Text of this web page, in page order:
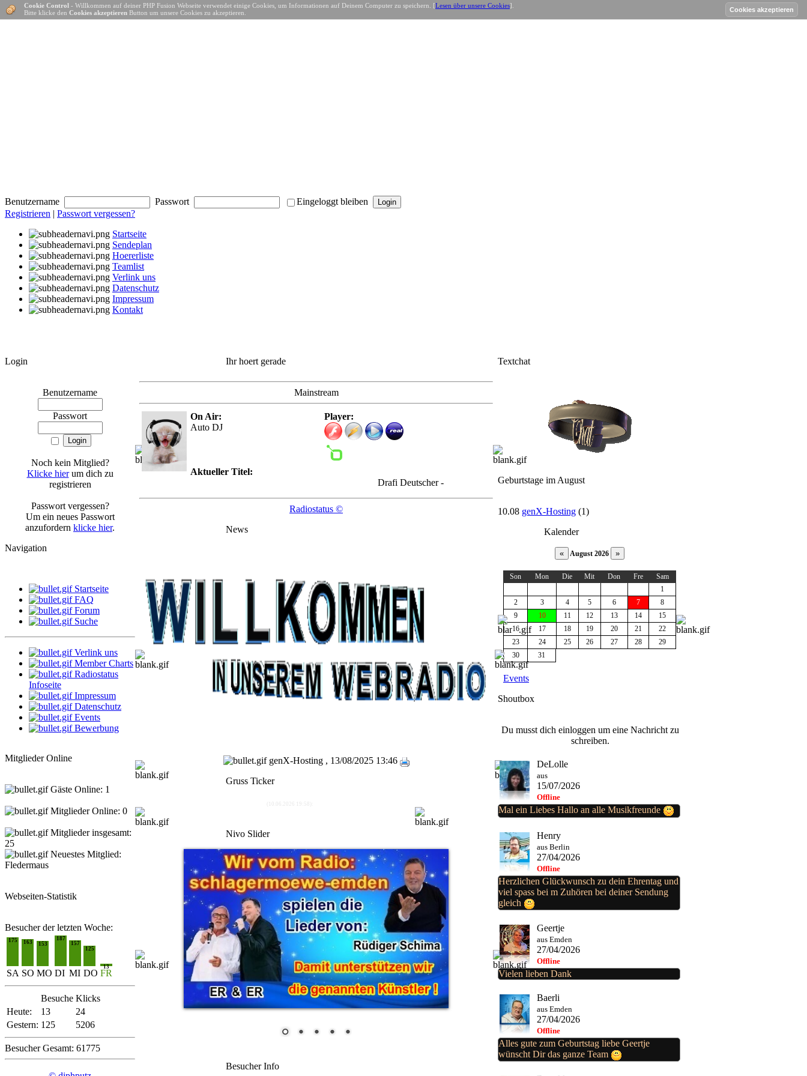
Benutzername Passwort
Eingeloggt bleiben
Registrieren | Passwort vergessen?
Startseite
Sendeplan
Hoererliste
Teamlist
Verlink uns
Datenschutz
Impressum
Kontakt
Login
Benutzername
Passwort
Noch kein Mitglied?
Klicke hierum dich zu
registrieren
Passwort vergessen?
Um ein neues Passwort
anzufordern klicke hier.
Navigation
Startseite
FAQ
Forum
Suche
Verlink uns
Member Charts
Radiostatus
Infoseite
Impressum
Datenschutz
Events
Bewerbung
Mitglieder Online
Gäste Online: 1
Mitglieder Online: 0
Mitglieder insgesamt:
25
Neuestes Mitglied:
Fledermaus
Webseiten-Statistik
Besucher der letzten Woche:
175 163 153
187
157
125
13
SA SO MO DI MI DO FR
Besuche Klicks
Heute:
13
24
Gestern: 125 5206
Besucher Gesamt: 61775
Ihr hoert gerade
Mainstream
On Air:
Auto DJ
Player:
Aktueller Titel:
Drafi Deutscher - Das 11. Gebot
Radiostatus ©
News
genX-Hosting , 13/08/2025 13:46
Gruss Ticker
Nivo Slider
Cookie Control - Willkommen auf deiner PHP Fusion Webseite verwendet einige Cookies, um Informationen auf Deinem Computer zu speichern. [Lesen über unsere Cookies].
Bitte klicke den Cookies akzeptieren Button um unsere Cookies zu akzeptieren.
Besucher Info
Textchat
Geburtstage im August
10.08 genX-Hosting (1)
Kalender
August 2026
Son Mon Die Mit Don Fre
Sam
1
2
3 4 5 6 7
8
9
10 11 12 13 14
15
16
17 18 19 20 21
22
23
24 25 26 27 28
29
30
31
Events
Shoutbox
Du musst dich einloggen um eine Nachricht zu
schreiben.
DeLolle
aus
15/07/2026
Offline
Mal ein Liebes Hallo an alle Musikfreunde
Henry
aus Berlin
27/04/2026
Offline
Herzlichen Glückwunsch zu dein Ehrentag und
viel spass bei m Zuhören bei deiner Sendung
gleich
Geertje
aus Emden
27/04/2026
Offline
Vielen lieben Dank
Baerli
aus Emden
27/04/2026
Offline
Alles gute zum Geburtstag liebe Geertje
wünscht Dir das ganze Team